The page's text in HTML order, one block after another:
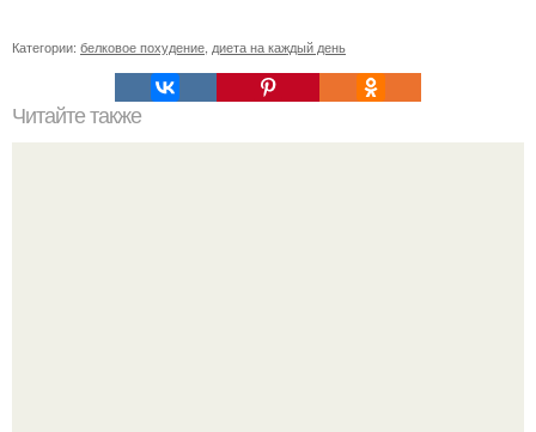
Категории: белковое похудение диета на каждый день
Читайте также